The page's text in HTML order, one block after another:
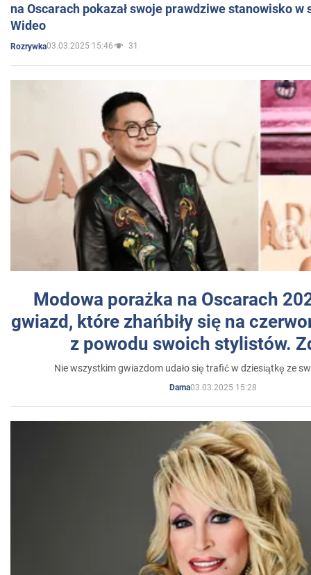
na Oscarach pokazał swoje prawdziwe stanowisko w
Wideo
Rozrywka03.03.2025 15:46 31
Modowa porażka na Oscarach
gwiazd, które zhańbiły się na
z powodu swoich stylistów.
Nie wszystkim gwiazdom udało się trafić w dziesiątkę ze
Dama03.03.2025 15:28